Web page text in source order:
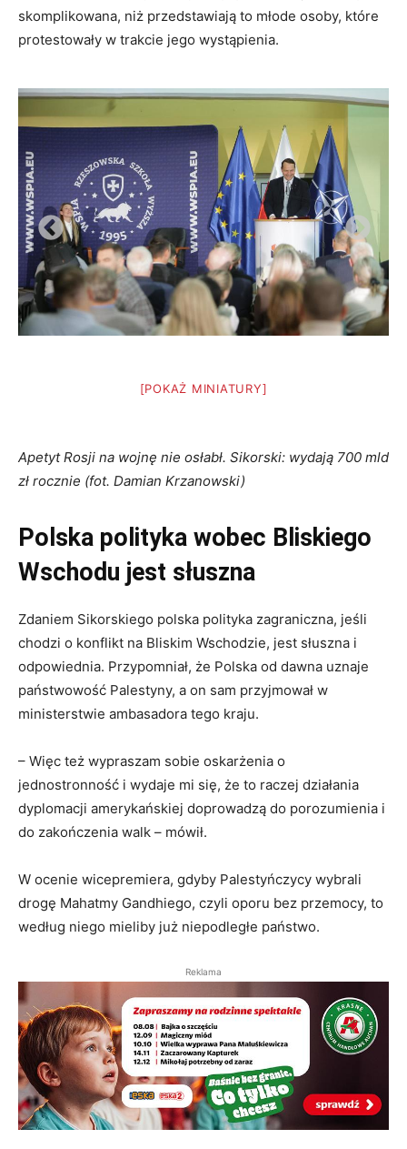
skomplikowana, niż przedstawiają to młode osoby, które
protestowały w trakcie jego wystąpienia.
[POKAŻ MINIATURY]
Apetyt Rosji na wojnę nie osłabł. Sikorski: wydają 700 mld
zł rocznie (fot. Damian Krzanowski)
Polska polityka wobec Bliskiego
Wschodu jest słuszna
Zdaniem Sikorskiego polska polityka zagraniczna, jeśli
chodzi o konflikt na Bliskim Wschodzie, jest słuszna i
odpowiednia. Przypomniał, że Polska od dawna uznaje
państwowość Palestyny, a on sam przyjmował w
ministerstwie ambasadora tego kraju.
– Więc też wypraszam sobie oskarżenia o
jednostronność i wydaje mi się, że to raczej działania
dyplomacji amerykańskiej doprowadzą do porozumienia i
do zakończenia walk – mówił.
W ocenie wicepremiera, gdyby Palestyńczycy wybrali
drogę Mahatmy Gandhiego, czyli oporu bez przemocy, to
według niego mieliby już niepodległe państwo.
Reklama